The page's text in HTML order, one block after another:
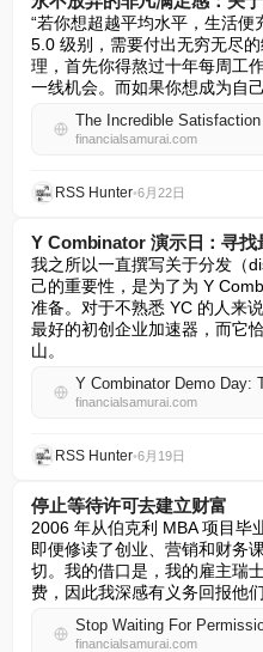
“若你想超越平均水平，生活
5.0 级别，需要付出无穷无尽
理，首先你得熬过十年每周工
一线机会。而如果你想成为
financialsamurai.com
RSS Hunter•6月22日
Y Combinator 演示日：寻找
我之所以一直撰写关于分发（
己的重要性，是为了为 Y
准备。对于不熟悉 YC 的人来
最好的初创企业加速器，而
山。
financialsamurai.com
RSS Hunter•6月19日
停止等待许可去建立财富
2006 年从伯克利 MBA 项目毕
即便修读了创业、营销和财务
切。我的借口是，我的雇主瑞
费，因此我深感有义务回报他
financialsamurai.com